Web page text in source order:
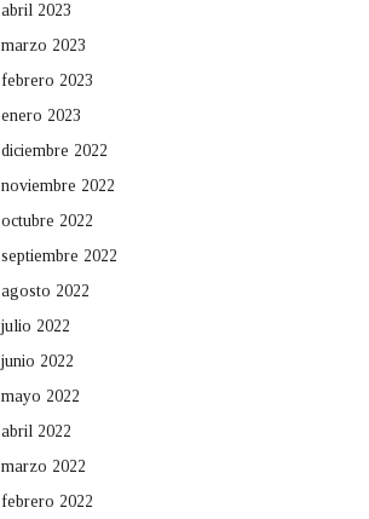
abril 2023
marzo 2023
febrero 2023
enero 2023
diciembre 2022
noviembre 2022
octubre 2022
septiembre 2022
agosto 2022
julio 2022
junio 2022
mayo 2022
abril 2022
marzo 2022
febrero 2022